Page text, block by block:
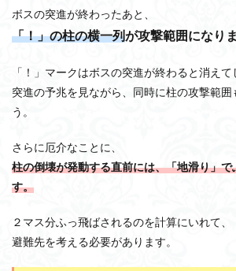
ボスの突進が終わったあと、
「！」の柱の横一列が攻撃範囲になりま
「！」マークはボスの突進が終わると消えて
突進の予兆を見ながら、同時に柱の攻撃範囲
う。
さらに厄介なことに、
柱の倒壊が発動する直前には、「地滑り」
す。
２マス分ふっ飛ばされるのを計算にいれて、
避難先を考える必要があります。